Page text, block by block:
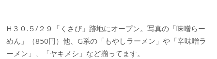
H３０.５/２９「くさび」跡地にオープン。写真の「味噌らー
めん」（850円）他、G系の「もやしラーメン」や「辛味噌ラ
ーメン」、「ヤキメシ」など揃ってます。